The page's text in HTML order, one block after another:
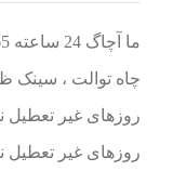
چاه توالت ، سینک
روزهای غیر تعطیل
روزهای غیر تعطیل